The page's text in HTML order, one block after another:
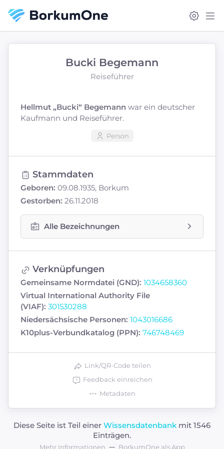
Bucki Begemann
Reiseführer
Hellmut „Bucki“ Begemann war ein deutscher
Kaufmann und Reiseführer.
Person
Stammdaten
Geboren: 09.08.1935, Borkum
Gestorben: 26.11.2018
Alle Bezeichnungen
Verknüpfungen
Gemeinsame Normdatei (GND): 1034658360
Virtual International Authority File
(VIAF): 301530288
Niedersächsische Personen: 1043016686
K10plus-Verbundkatalog (PPN): 746748469
Link/QR-Code teilen
Feedback einreichen
Metadaten
Diese Seite ist Teil einer Wissensdatenbank mit 1546
Einträgen.
Mehr Informationen BorkumOne als App